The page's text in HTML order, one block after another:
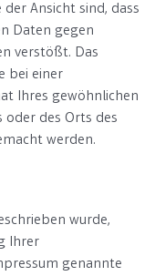
Ansicht sind, dass
Daten gegen
verstößt. Das
bei einer
Ihres gewöhnlichen
des Orts des
werden.
wurde,
Ihrer
genannte